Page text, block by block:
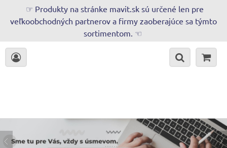
☞ Produkty na stránke mavit.sk sú určené len pre
veľkoobchodných partnerov a firmy zaoberajúce sa týmto
sortimentom. ☜